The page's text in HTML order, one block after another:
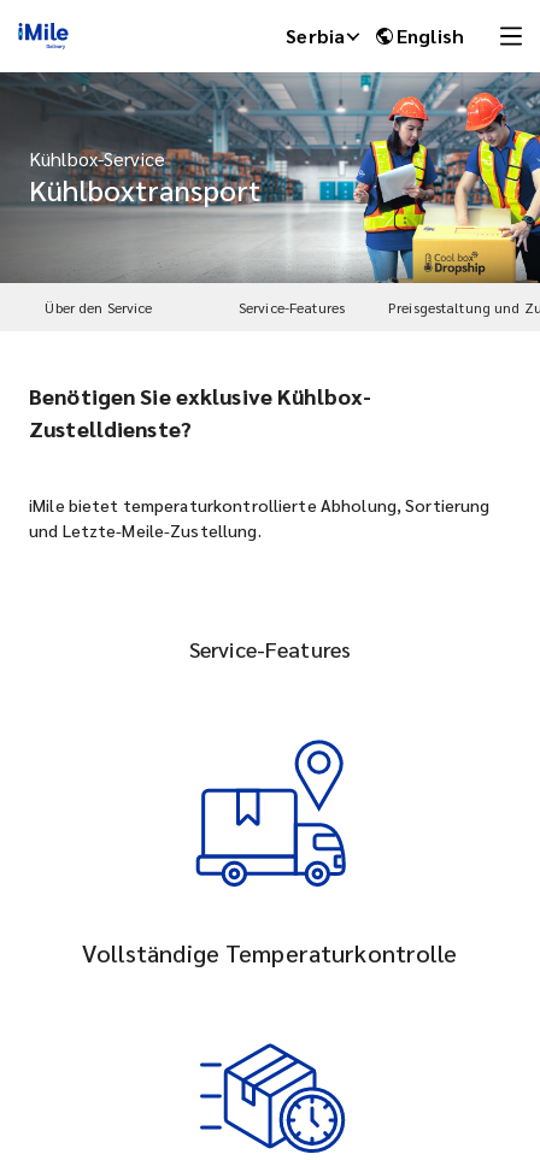
Serbia English
Kühlbox-Service
Kühlboxtransport
Über den Service Service-Features
Benötigen Sie exklusive Kühlbox-
Zustelldienste?
iMile bietet temperaturkontrollierte Abholung, Sortierung
und Letzte-Meile-Zustellung.
Service-Features
Vollständige Temperaturkontrolle
iMile Chat